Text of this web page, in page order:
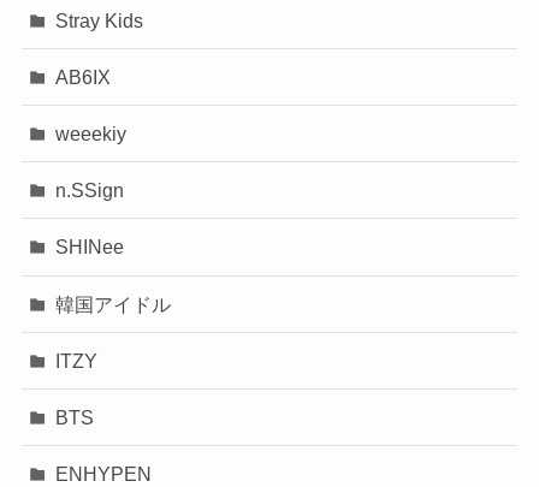
Stray Kids
AB6IX
weeekiy
n.SSign
SHINee
韓国アイドル
ITZY
BTS
ENHYPEN